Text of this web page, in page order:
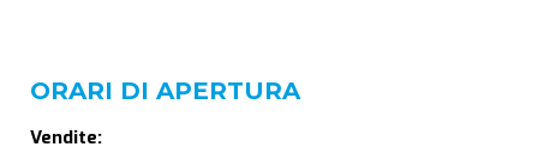
ORARI DI APERTURA
Vendite: